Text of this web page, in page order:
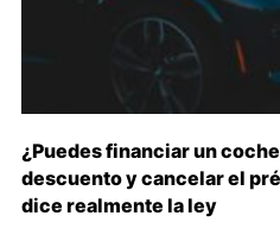
¿Puedes financiar un
descuento y cancelar el
dice realmente la ley